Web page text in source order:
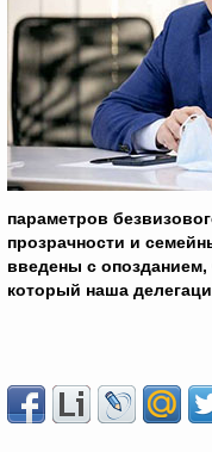
параметров
прозрачности и
введены с
который наша